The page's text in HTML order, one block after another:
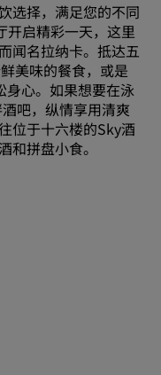
选择，满足您的不同
开启精彩一天，这里
闻名拉纳卡。抵达五
美味的餐食，或是
心。如果想要在泳
吧，纵情享用清爽
位于十六楼的Sky酒
和拼盘小食。